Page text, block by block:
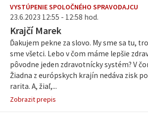
VYSTÚPENIE SPOLOČNÉHO SPRAVODAJCU
23.6.2023 12:55 - 12:58 hod.
Krajčí Marek
Ďakujem pekne za slovo. My sme sa tu,
sme všetci. Lebo v čom máme lepšie
pôvodne jeden zdravotnícky systém? V
Žiadna z európskych krajín nedáva zisk
rarita. A, žiaľ,...
Zobrazit prepis